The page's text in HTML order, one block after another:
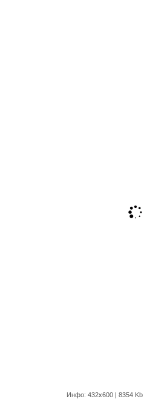
Инфо: 432х600 | 8354 Kb